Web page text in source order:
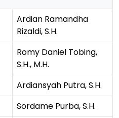
Ardian Ramandha
Rizaldi, S.H.
Romy Daniel Tobing,
S.H., M.H.
Ardiansyah Putra, S.H.
Sordame Purba, S.H.